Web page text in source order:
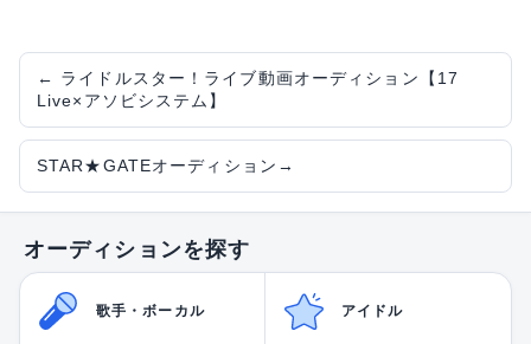
← ライドルスター！ライブ動画オーディション【17
Live×アソビシステム】
STAR★GATEオーディション →
オーディションを探す
歌手・ボーカル アイドル